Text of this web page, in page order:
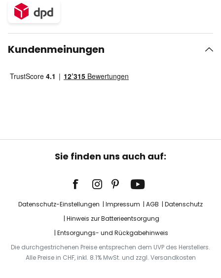
Kundenmeinungen
Sie finden uns auch auf:
Datenschutz-Einstellungen Impressum AGB
Datenschutz
Hinweis zur Batterieentsorgung
Entsorgungs- und Rückgabehinweis
Die durchgestrichenen Preise entsprechen dem UVP des Herstellers.
Alle Preise in CHF, inkl. 8.1% MwSt. und zzgl. Versandkosten